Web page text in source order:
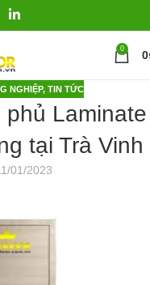
0 0
NGHIỆP, TIN TỨC
Laminate
tại Trà Vinh
01/2023